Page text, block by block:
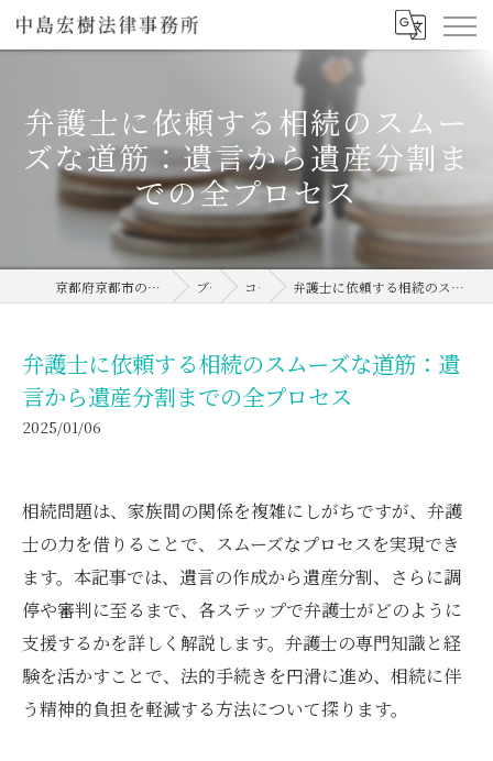
弁護士に依頼する相続のスムー
ズな道筋：遺言から遺産分割ま
での全プロセス
京都府京都市の弁護士なら中島宏樹法律事務所 ブログ コラム 弁護士に依頼する相続のスムーズな道筋：遺言から遺産分割までの全プロセス
弁護士に依頼する相続のスムーズな道筋：遺
言から遺産分割までの全プロセス
2025/01/06
相続問題は、家族間の関係を複雑にしがちですが、弁護
士の力を借りることで、スムーズなプロセスを実現でき
ます。本記事では、遺言の作成から遺産分割、さらに調
停や審判に至るまで、各ステップで弁護士がどのように
支援するかを詳しく解説します。弁護士の専門知識と経
験を活かすことで、法的手続きを円滑に進め、相続に伴
う精神的負担を軽減する方法について探ります。